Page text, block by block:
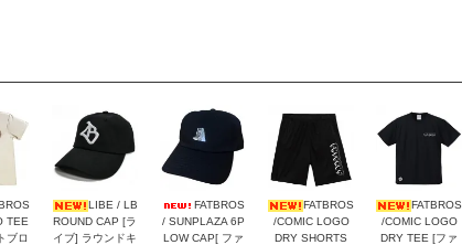
TEE
ブロ
LIBE / LB
ROUND CAP [ラ
イブ] ラウンドキ
FATBROS
/ SUNPLAZA 6P
LOW CAP[ ファ
FATBROS
/COMIC LOGO
DRY SHORTS
FATBROS
/COMIC LOGO
DRY TEE [ファ